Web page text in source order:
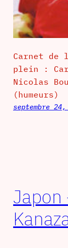
Carnet de
plein :
Nicolas
(humeurs)
septembre 24,
Japon